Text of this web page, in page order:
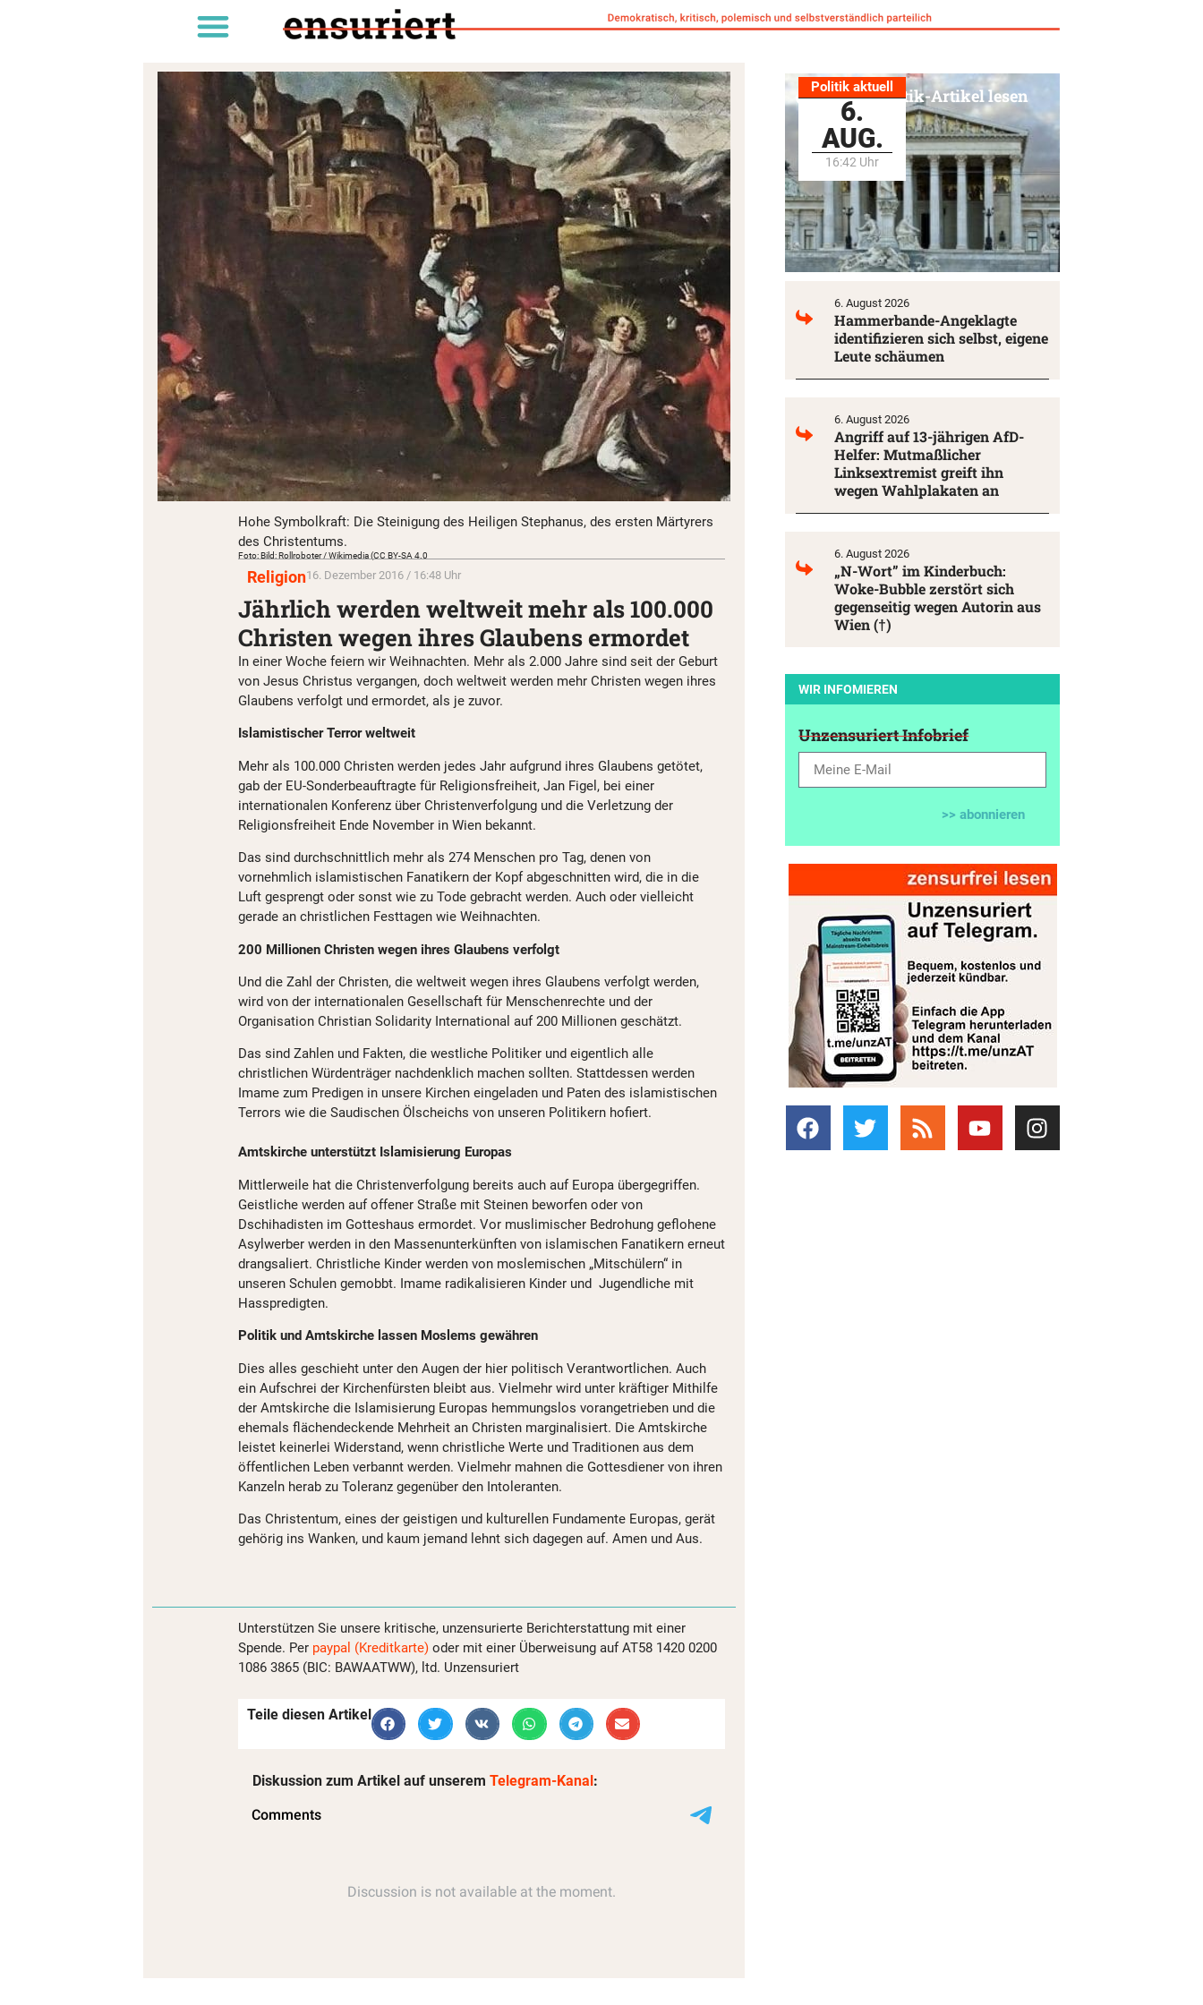
Hohe Symbolkraft: Die Steinigung des Heiligen Stephanus, des ersten Märtyrers
des Christentums.
Foto: Bild: Rollroboter / Wikimedia (CC BY-SA 4.0
Religion16. Dezember 2016 / 16:48 Uhr
Jährlich werden weltweit mehr als 100.000
Christen wegen ihres Glaubens ermordet
In einer Woche feiern wir Weihnachten. Mehr als 2.000 Jahre sind seit der Geburt
von Jesus Christus vergangen, doch weltweit werden mehr Christen wegen ihres
Glaubens verfolgt und ermordet, als je zuvor.
Islamistischer Terror weltweit
Mehr als 100.000 Christen werden jedes Jahr aufgrund ihres Glaubens getötet,
gab der EU-Sonderbeauftragte für Religionsfreiheit, Jan Figel, bei einer
internationalen Konferenz über Christenverfolgung und die Verletzung der
Religionsfreiheit Ende November in Wien bekannt.
Das sind durchschnittlich mehr als 274 Menschen pro Tag, denen von
vornehmlich islamistischen Fanatikern der Kopf abgeschnitten wird, die in die
Luft gesprengt oder sonst wie zu Tode gebracht werden. Auch oder vielleicht
gerade an christlichen Festtagen wie Weihnachten.
200 Millionen Christen wegen ihres Glaubens verfolgt
Und die Zahl der Christen, die weltweit wegen ihres Glaubens verfolgt werden,
wird von der internationalen Gesellschaft für Menschenrechte und der
Organisation Christian Solidarity International auf 200 Millionen geschätzt.
Das sind Zahlen und Fakten, die westliche Politiker und eigentlich alle
christlichen Würdenträger nachdenklich machen sollten. Stattdessen werden
Imame zum Predigen in unsere Kirchen eingeladen und Paten des islamistischen
Terrors wie die Saudischen Ölscheichs von unseren Politikern hofiert.
Amtskirche unterstützt Islamisierung Europas
Mittlerweile hat die Christenverfolgung bereits auch auf Europa übergegriffen.
Geistliche werden auf offener Straße mit Steinen beworfen oder von
Dschihadisten im Gotteshaus ermordet. Vor muslimischer Bedrohung geflohene
Asylwerber werden in den Massenunterkünften von islamischen Fanatikern erneut
drangsaliert. Christliche Kinder werden von moslemischen „Mitschülern“ in
unseren Schulen gemobbt. Imame radikalisieren Kinder und Jugendliche mit
Hasspredigten.
Politik und Amtskirche lassen Moslems gewähren
Dies alles geschieht unter den Augen der hier politisch Verantwortlichen. Auch
ein Aufschrei der Kirchenfürsten bleibt aus. Vielmehr wird unter kräftiger Mithilfe
der Amtskirche die Islamisierung Europas hemmungslos vorangetrieben und die
ehemals flächendeckende Mehrheit an Christen marginalisiert. Die Amtskirche
leistet keinerlei Widerstand, wenn christliche Werte und Traditionen aus dem
öffentlichen Leben verbannt werden. Vielmehr mahnen die Gottesdiener von ihren
Kanzeln herab zu Toleranz gegenüber den Intoleranten.
Das Christentum, eines der geistigen und kulturellen Fundamente Europas, gerät
gehörig ins Wanken, und kaum jemand lehnt sich dagegen auf. Amen und Aus.
Unterstützen Sie unsere kritische, unzensurierte Berichterstattung mit einer
Spende. Per paypal (Kreditkarte) oder mit einer Überweisung auf AT58 1420 0200
1086 3865 (BIC: BAWAATWW), ltd. Unzensuriert
Teile diesen Artikel
Diskussion zum Artikel auf unserem Telegram-Kanal:
Politik aktuell
6.
AUG.
16:42 Uhr
Alle Politik-Artikel lesen
6. August 2026
Hammerbande-Angeklagte
identifizieren sich selbst, eigene
Leute schäumen
6. August 2026
Angriff auf 13-jährigen AfD-
Helfer: Mutmaßlicher
Linksextremist greift ihn
wegen Wahlplakaten an
6. August 2026
„N-Wort” im Kinderbuch:
Woke-Bubble zerstört sich
gegenseitig wegen Autorin aus
Wien (†)
WIR INFOMIEREN
Unzensuriert Infobrief
>> abonnieren